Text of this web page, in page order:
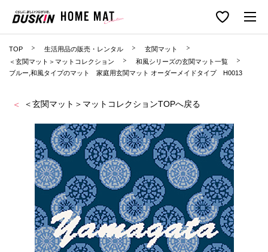
TOP 生活用品の販売・レンタル
玄関マット
＜玄関マット＞マットコレクション
和風シリーズの玄関マット一覧
ブルー,和風タイプのマット 家庭用玄関マット オーダーメイドタイプ H0013
＜玄関マット＞マットコレクションTOPへ戻る